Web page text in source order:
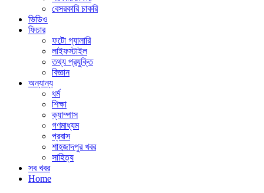
বেসরকারি চাকরি
ভিডিও
ফিচার
ফটো গ্যালারি
লাইফস্টাইল
তথ্য প্রযুক্তি
বিজ্ঞান
অন্যান্য
ধর্ম
শিক্ষা
ক্যাম্পাস
গণমাধ্যম
প্রবাস
শাহজাদপুর খবর
সাহিত্য
সব খবর
Home